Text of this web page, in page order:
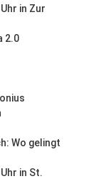
in Zur
2.0
Wo gelingt
in St.